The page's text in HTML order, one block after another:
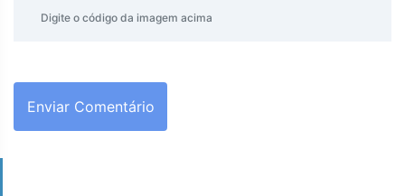
Enviar Comentário